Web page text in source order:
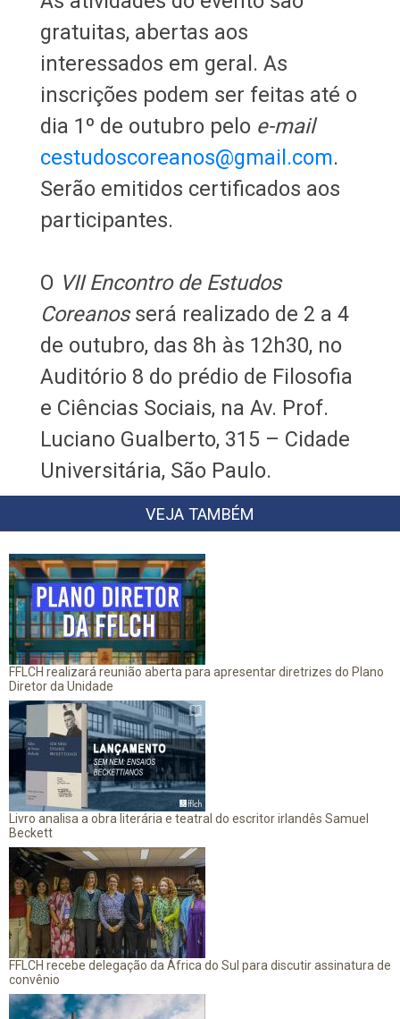
gratuitas, abertas aos
interessados em geral. As
inscrições podem ser feitas até o
dia 1º de outubro peloe-mail
cestudoscoreanos@gmail.com.
Serão emitidos certificados aos
participantes.
O VII Encontro de Estudos
Coreanosserá realizado de 2 a 4
de outubro, das 8h às 12h30, no
Auditório 8 do prédio de Filosofia
e Ciências Sociais, na Av. Prof.
Luciano Gualberto, 315 – Cidade
Universitária, São Paulo.
VEJA TAMBÉM
FFLCH realizará reunião aberta para apresentar diretrizes do Plano
Diretor da Unidade
Livro analisa a obra literária e teatral do escritor irlandês Samuel
Beckett
FFLCH recebe delegação da África do Sul para discutir assinatura de
convênio